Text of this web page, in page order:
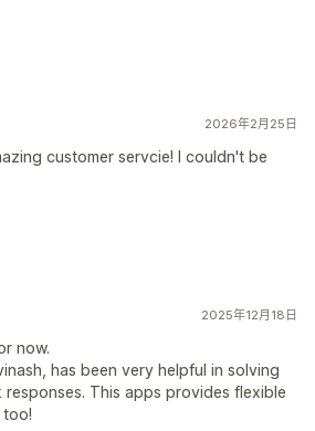
2026年2月25日
customer servcie! I couldn't be
2025年12月18日
now.
has been very helpful in solving
This apps provides flexible